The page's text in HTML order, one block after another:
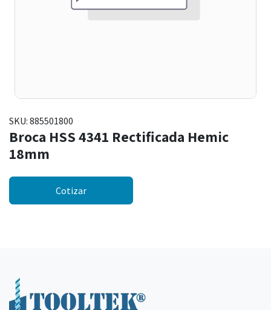
SKU: 885501800
Broca HSS 4341 Rectificada Hemic
18mm
Cotizar